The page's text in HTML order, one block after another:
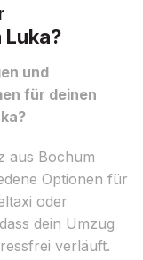
und
für deinen
aus Bochum
Optionen für
oder
dein Umzug
verläuft.